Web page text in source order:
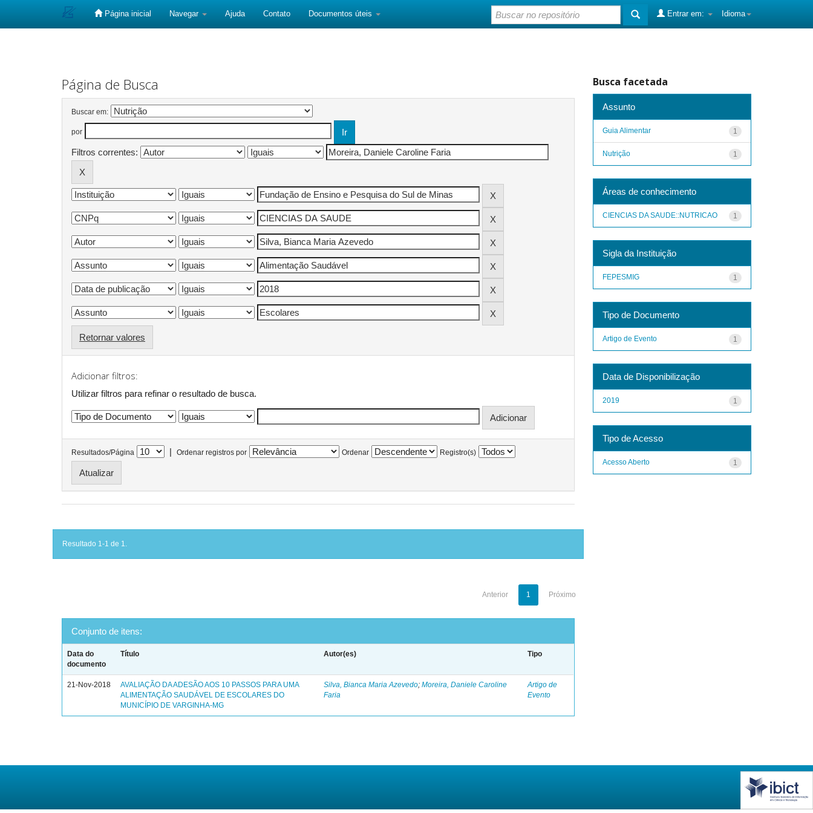
Página inicial Navegar Ajuda Contato Documentos úteis Idioma
Entrar em:
Página de Busca
Buscar em:
por
Filtros correntes:
Retornar valores
Adicionar filtros:
Utilizar filtros para refinar o resultado de busca.
Resultados/Página | Ordenar registros por Ordenar Registro(s)
Resultado 1-1 de 1.
Anterior 1 Próximo
Conjunto de itens:
Data do
documento
Título Autor(es) Tipo
21-Nov-2018
AVALIAÇÃO DA ADESÃO AOS 10 PASSOS PARA UMA
ALIMENTAÇÃO SAUDÁVEL DE ESCOLARES DO
MUNICÍPIO DE VARGINHA-MG
Silva, Bianca Maria Azevedo;Moreira, Daniele Caroline
Faria
Artigo de
Evento
Busca facetada
Assunto
1
Guia Alimentar
1
Nutrição
Áreas de conhecimento
1
CIENCIAS DA SAUDE::NUTRICAO
Sigla da Instituição
1
FEPESMIG
Tipo de Documento
1
Artigo de Evento
Data de Disponibilização
1
2019
Tipo de Acesso
1
Acesso Aberto